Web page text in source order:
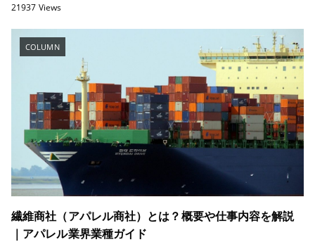
21937 Views
COLUMN
繊維商社（アパレル商社）とは？概要や仕事内容を解説
｜アパレル業界業種ガイド